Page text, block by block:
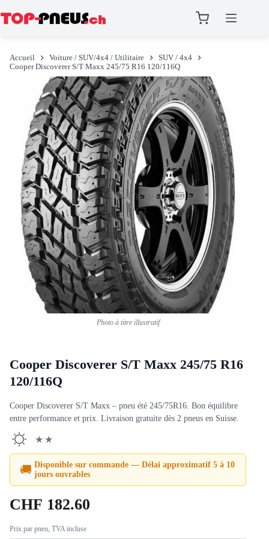
contenu
Accueil Voiture / SUV/4x4 / Utilitaire
SUV / 4x4
Cooper Discoverer S/T Maxx 245/75 R16 120/116Q
Photo à titre illustratif
Cooper Discoverer S/T Maxx 245/75 R16
120/116Q
Cooper Discoverer S/T Maxx – pneu été 245/75R16. Bon équilibre
entre performance et prix. Livraison gratuite dès 2 pneus en Suisse.
★★
🚚 Disponible sur commande — Délai approximatif 5 à 10
jours ouvrables
CHF 182.60
Prix par pneu, TVA incluse